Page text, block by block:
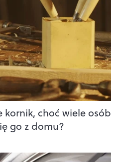
kornik, choć wiele osób
go z domu?